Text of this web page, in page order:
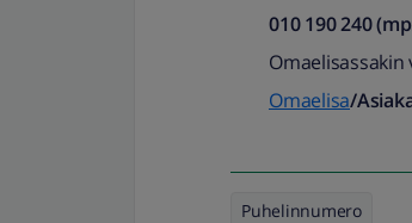
010 190 240
Omaelisa/
Puhelinnumero